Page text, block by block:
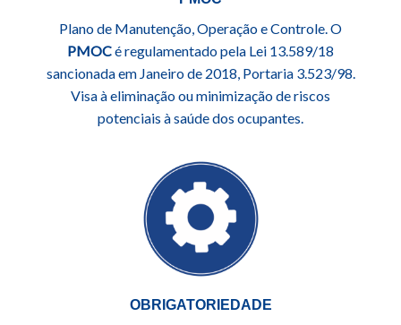
Plano de Manutenção, Operação e Controle. O
PMOCé regulamentado pela Lei 13.589/18
sancionada em Janeiro de 2018, Portaria 3.523/98.
Visa à eliminação ou minimização de riscos
potenciais à saúde dos ocupantes.
OBRIGATORIEDADE